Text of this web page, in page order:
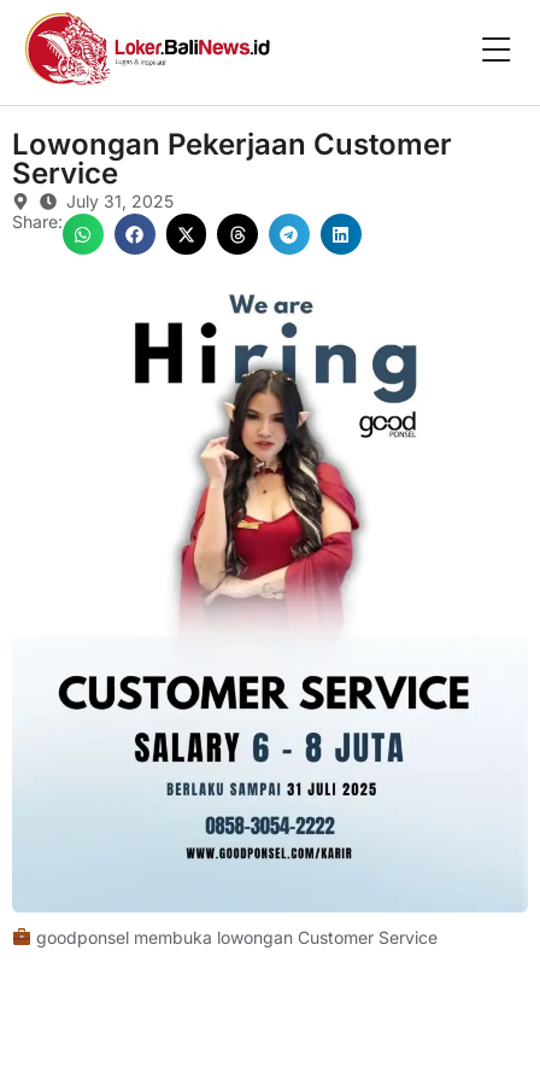
Lowongan Pekerjaan Customer
Service
July 31, 2025
Share:
goodponsel membuka lowongan Customer Service